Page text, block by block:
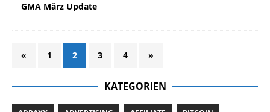
GMA März Update
« 1 2 3 4 »
KATEGORIEN